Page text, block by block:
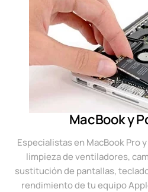
MacBook y
Especialistas en MacBook Pro
limpieza de ventiladores,
sustitución de pantallas,
rendimiento de tu equipo